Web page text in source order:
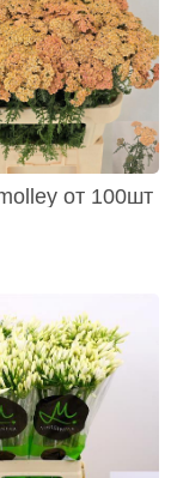
от 100шт